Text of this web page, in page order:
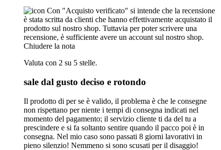
Con "Acquisto verificato" si intende che la recensione
è stata scritta da clienti che hanno effettivamente acquistato il
prodotto sul nostro shop. Tuttavia per poter scrivere una
recensione, è sufficiente avere un account sul nostro shop.
Chiudere la nota
Valuta con 2 su 5 stelle.
sale dal gusto deciso e rotondo
Il prodotto di per se è valido, il problema è che le consegne
non rispettano per niente i tempi di consegna indicati nel
momento del pagamento; il servizio cliente ti da del tu a
prescindere e si fa soltanto sentire quando il pacco poi è in
consegna. Nel mio caso sono passati 8 giorni lavorativi in
pieno silenzio! Nemmeno si sono scusati per il disaggio!